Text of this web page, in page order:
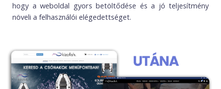
hogy a weboldal gyors betöltődése és a jó teljesítmény
növeli a felhasználói elégedettséget.